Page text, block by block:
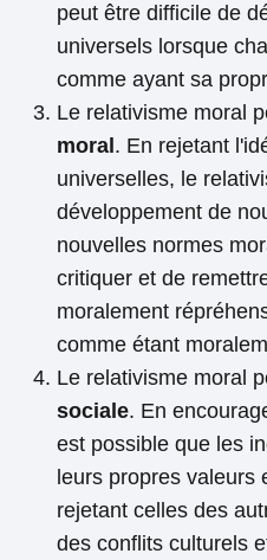
peut être difficile de
universels lorsque
comme ayant sa
Le relativisme moral
moral . En rejetant
universelles, le
développement de
nouvelles normes
critiquer et de
moralement
comme étant
Le relativisme moral
sociale. En
est possible que les
leurs propres valeurs
rejetant celles des
des conflits culturels